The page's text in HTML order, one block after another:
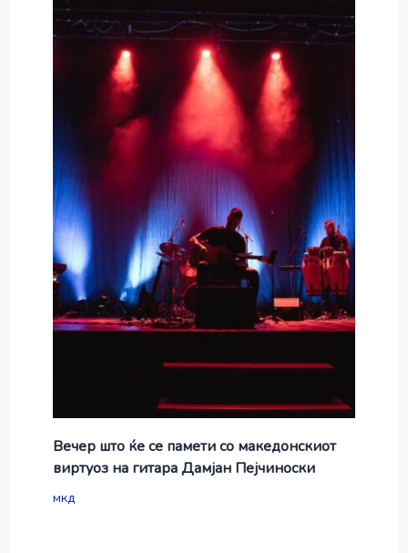
Вечер што ќе се памети со македонскиот
виртуоз на гитара Дамјан Пејчиноски
мкд